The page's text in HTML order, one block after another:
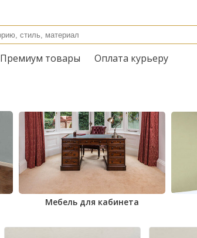
Премиум товары Оплата курьеру
Мебель для кабинета